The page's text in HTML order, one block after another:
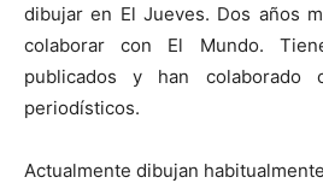
dibujar en El Jueves. Dos años
colaborar con El Mundo.
publicados y han colaborado
periodísticos.
Actualmente dibujan